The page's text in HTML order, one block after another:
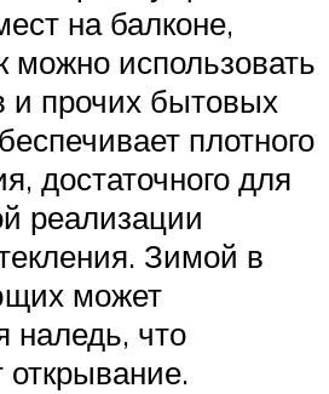
на балконе,
можно использовать
и прочих бытовых
плотного
достаточного для
реализации
Зимой в
может
наледь, что
открывание.